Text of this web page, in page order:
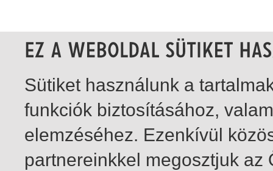
Sütiket használunk a
funkciók biztosításához,
elemzéséhez. Ezenkívül
partnereinkkel megosztjuk